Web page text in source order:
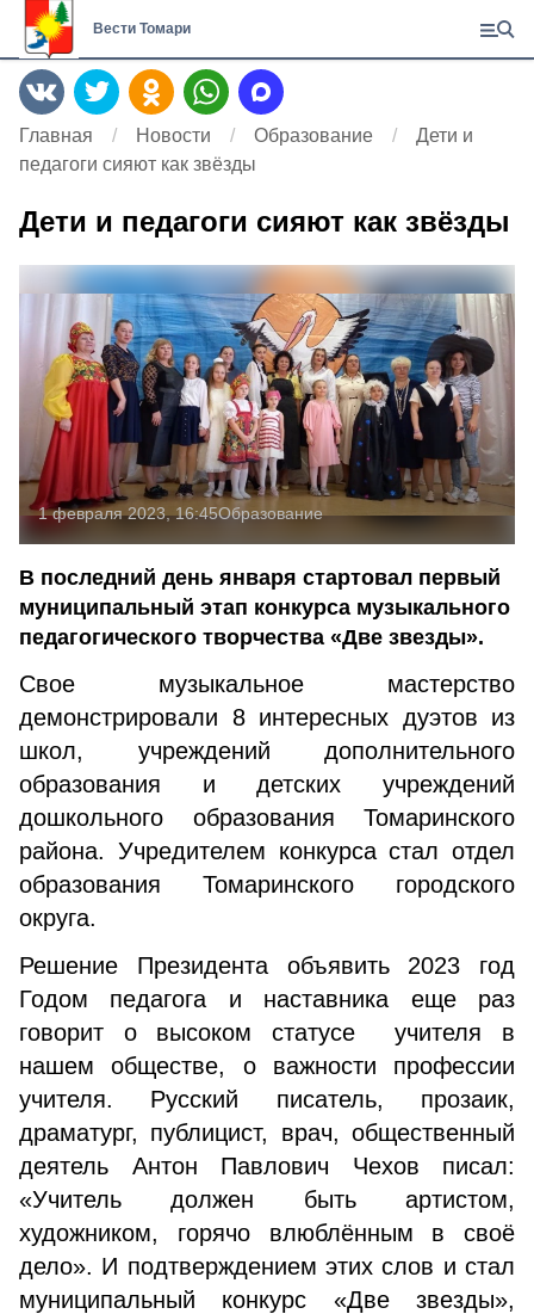
Вести Томари
Главная Новости Образование
Дети и
педагоги сияют как звёзды
Дети и педагоги сияют как звёзды
1 февраля 2023, 16:45Образование
В последний день января стартовал первый
муниципальный этап конкурса музыкального
педагогического творчества «Две звезды».
Свое музыкальное мастерство
демонстрировали 8 интересных дуэтов из
школ, учреждений дополнительного
образования и детских учреждений
дошкольного образования Томаринского
района. Учредителем конкурса стал отдел
образования Томаринского городского
округа.
Решение Президента объявить 2023 год
Годом педагога и наставника еще раз
говорит о высоком статусе учителя в
нашем обществе, о важности профессии
учителя. Русский писатель, прозаик,
драматург, публицист, врач, общественный
деятель Антон Павлович Чехов писал:
«Учитель должен быть артистом,
художником, горячо влюблённым в своё
дело». И подтверждением этих слов и стал
муниципальный конкурс «Две звезды»,